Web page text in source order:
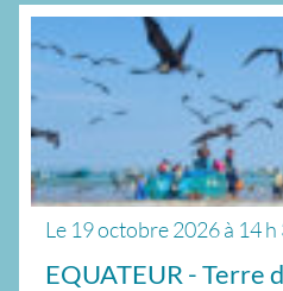
Le 19 octobre 2026à 14 h
EQUATEUR - Terre